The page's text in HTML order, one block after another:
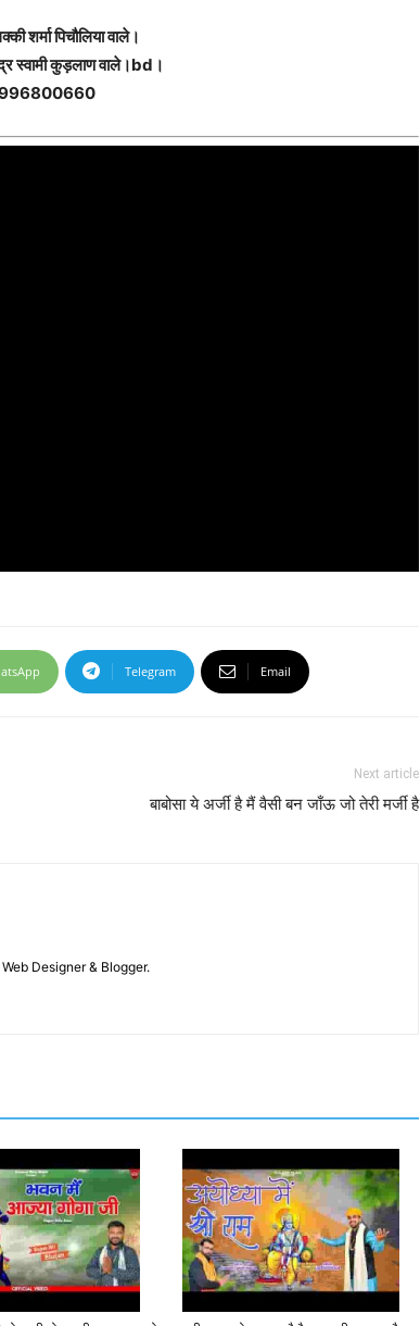
शर्मा पिचौलिया वाले।
स्वामी कुड़लाण वाले।bd।
Telegram Email
Next article
बाबोसा ये अर्जी है मैं वैसी बन जाँऊ जो तेरी मर्जी है
Designer & Blogger.